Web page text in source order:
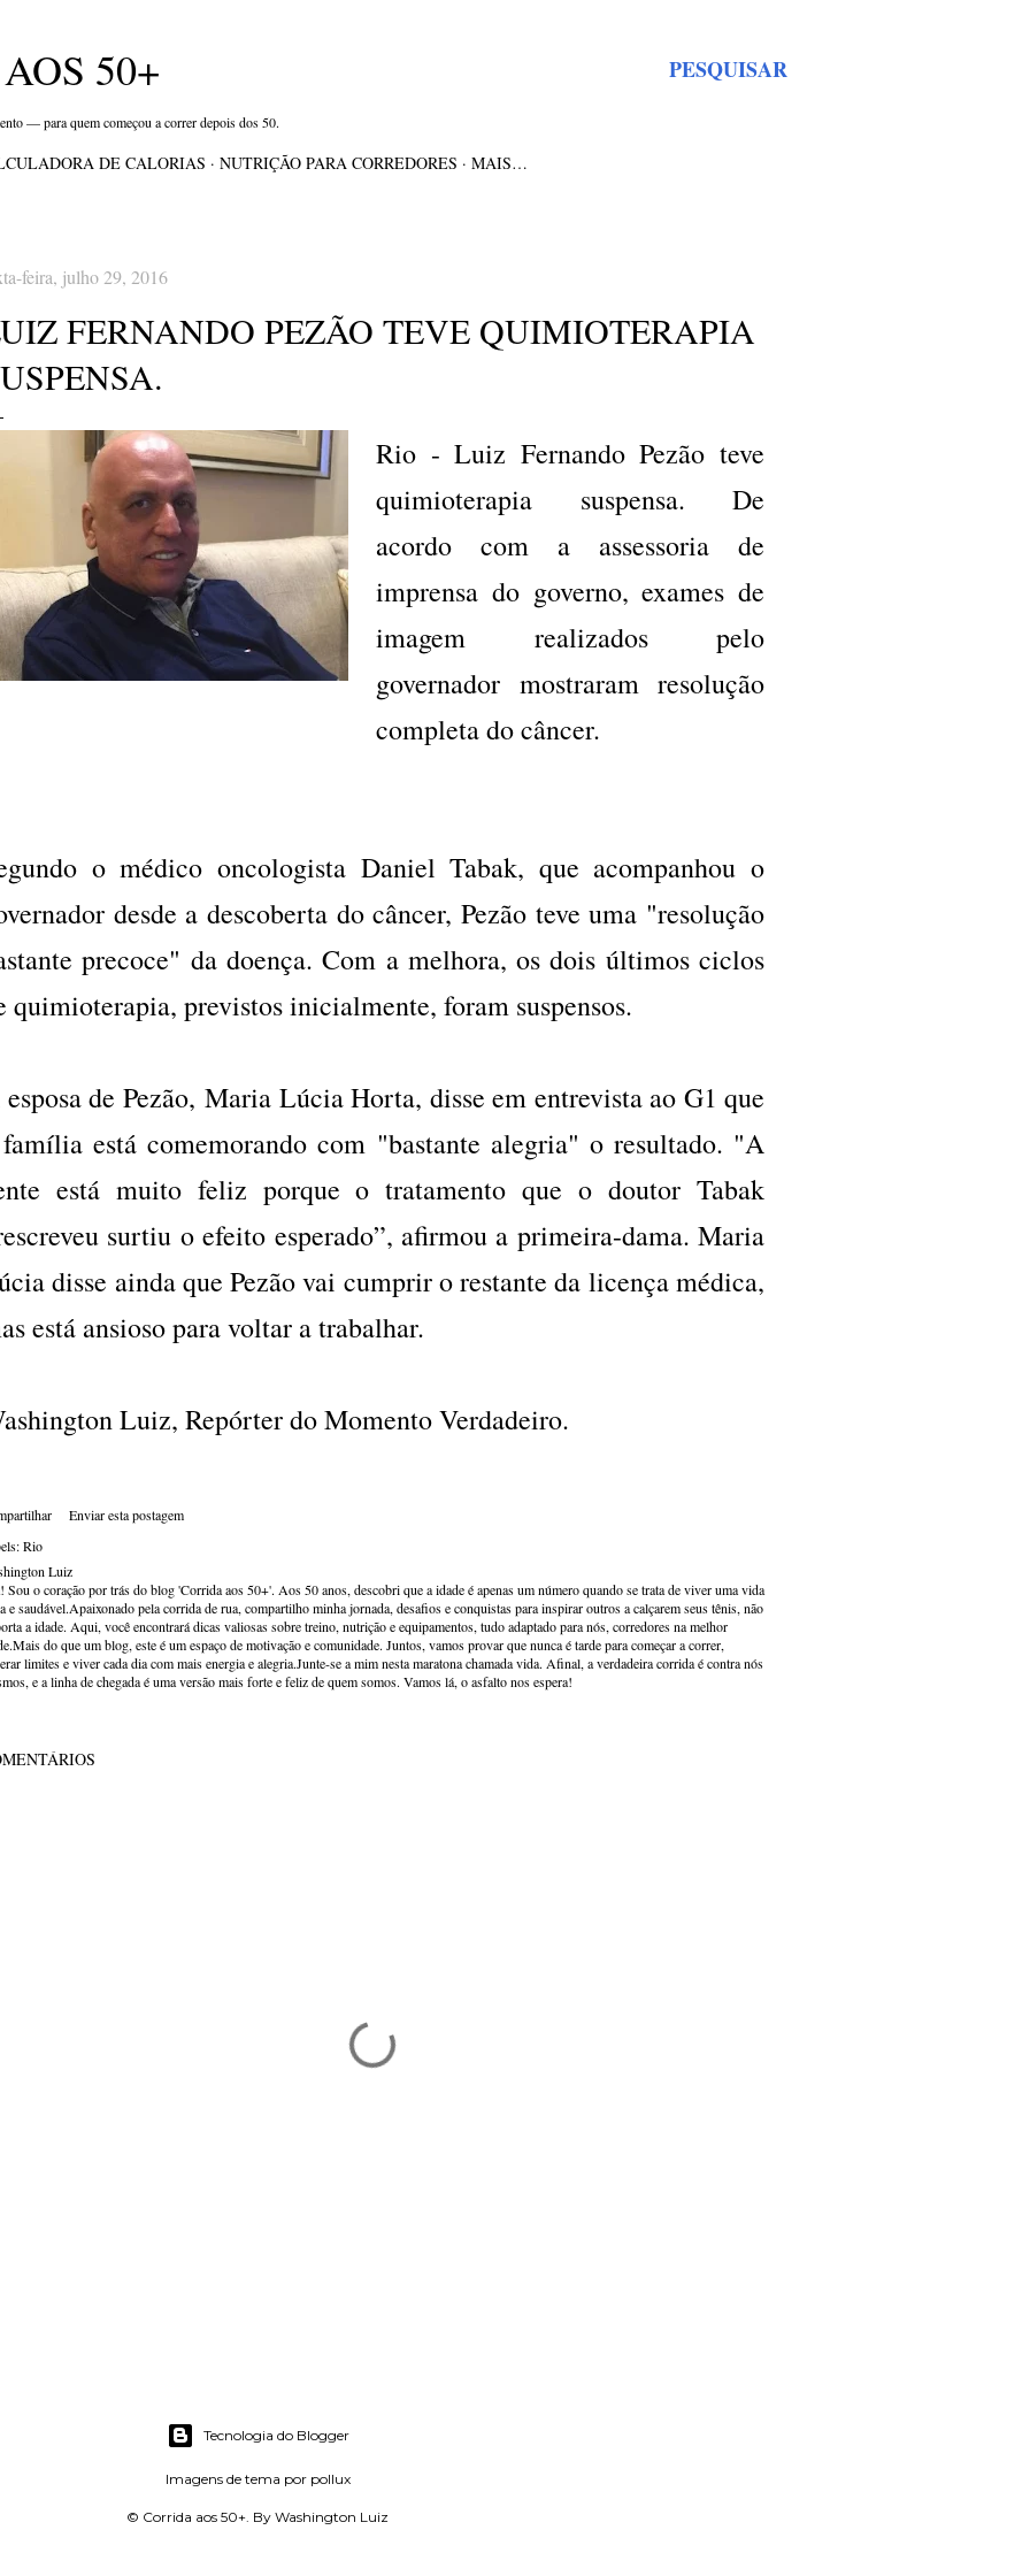
PESQUISAR
50+
— para quem começou a correr depois dos 50.
DE CALORIAS NUTRIÇÃO PARA CORREDORES MAIS…
feira, julho 29, 2016
FERNANDO PEZÃO TEVE QUIMIOTERAPIA
Rio - Luiz Fernando Pezão teve
quimioterapia suspensa. De
acordo com a assessoria de
imprensa do governo, exames de
imagem realizados pelo
governador mostraram resolução
completa do câncer.
o médico oncologista Daniel Tabak, que acompanhou o
desde a descoberta do câncer, Pezão teve uma "resolução
precoce" da doença. Com a melhora, os dois últimos ciclos
quimioterapia, previstos inicialmente, foram suspensos.
de Pezão, Maria Lúcia Horta, disse em entrevista ao G1 que
está comemorando com "bastante alegria" o resultado. "A
está muito feliz porque o tratamento que o doutor Tabak
surtiu o efeito esperado”, afirmou a primeira-dama. Maria
disse ainda que Pezão vai cumprir o restante da licença médica,
está ansioso para voltar a trabalhar.
Luiz, Repórter do Momento Verdadeiro.
Enviar esta postagem
Rio
Luiz
Sou o coração por trás do blog 'Corrida aos 50+'. Aos 50 anos, descobri que a idade é apenas um número quando se trata de viver uma vida
e saudável.Apaixonado pela corrida de rua, compartilho minha jornada, desafios e conquistas para inspirar outros a calçarem seus tênis, não
a idade. Aqui, você encontrará dicas valiosas sobre treino, nutrição e equipamentos, tudo adaptado para nós, corredores na melhor
do que um blog, este é um espaço de motivação e comunidade. Juntos, vamos provar que nunca é tarde para começar a correr,
limites e viver cada dia com mais energia e alegria.Junte-se a mim nesta maratona chamada vida. Afinal, a verdadeira corrida é contra nós
e a linha de chegada é uma versão mais forte e feliz de quem somos. Vamos lá, o asfalto nos espera!
Tecnologia do Blogger
Imagens de tema por pollux
© Corrida aos 50+. By Washington Luiz